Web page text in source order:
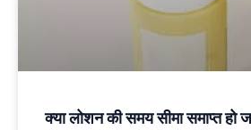
क्या लोशन की समय सीमा समाप्त हो